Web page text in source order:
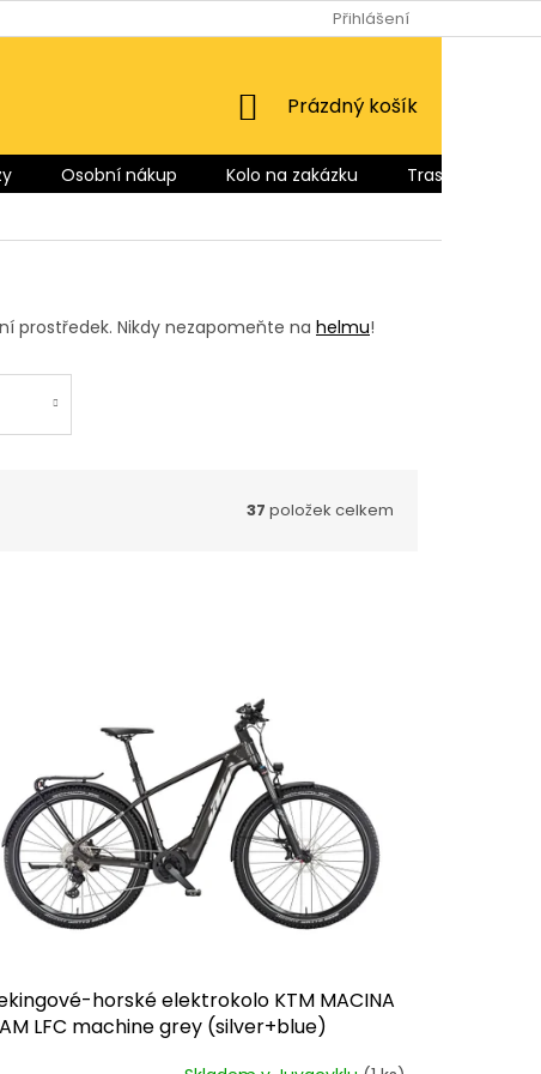
Přihlášení
NÁKUPNÍ
Prázdný košík
Osobní nákup Kolo na zakázku
Trasy pro Vás
prostředek. Nikdy nezapomeňte na helmu!
37 položek celkem
horské elektrokolo KTM MACINA
LFC machine grey (silver+blue)